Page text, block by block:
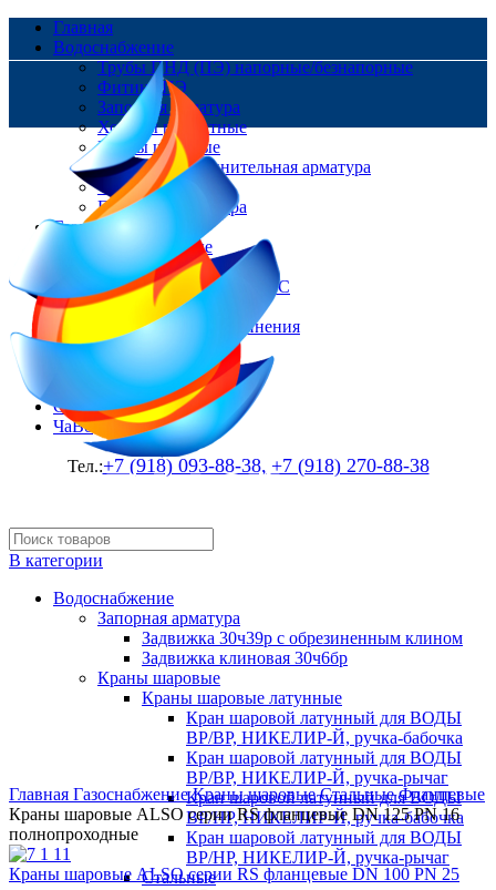
Главная
Водоснабжение
Трубы ПНД (ПЭ) напорные/безнапорные
Фитинг ПЭ
Запорная арматура
Хомуты ремонтные
Краны шаровые
Ремонтно-соединительная арматура
Фланцы
Пожарная арматура
Газоснабжение
Трубы Газовые
Фитинг ПЭ
Цокольные вводы/НСПС
Краны шаровые
Изолирующие соединения
Контакты
Доставка и оплата
Статьи
ЧаВо
Тел.:+7 (918) 093-88-38, +7 (918) 270-88-38
В категории
Водоснабжение
Запорная арматура
Задвижка 30ч39р с обрезиненным клином
Задвижка клиновая 30ч6бр
Краны шаровые
Краны шаровые латунные
Кран шаровой латунный для ВОДЫ
ВР/ВР, НИКЕЛИР-Й, ручка-бабочка
Кран шаровой латунный для ВОДЫ
ВР/ВР, НИКЕЛИР-Й, ручка-рычаг
Кран шаровой латунный для ВОДЫ
ВР/НР, НИКЕЛИР-Й, ручка-бабочка
Кран шаровой латунный для ВОДЫ
ВР/НР, НИКЕЛИР-Й, ручка-рычаг
Стальные
Нажмите, чтобы увеличить
Главная ГазоснабжениеКраны шаровыеСтальныеФланцевые
Краны шаровые ALSO серии RS фланцевые DN 125 PN 16
полнопроходные
Краны шаровые ALSO серии RS фланцевые DN 100 PN 25